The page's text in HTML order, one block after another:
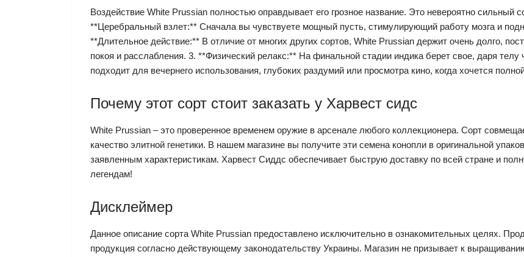
Воздействие White Prussian полностью оправдывает его грозное название. Это невероятно
**Церебральный взлет:** Сначала вы чувствуете мощный пусть, стимулирующий работу мозга и
**Длительное действие:** В отличие от многих других сортов, White Prussian держит очень долго,
покоя и расслабления. 3. **Физический релакс:** На финальной стадии индика берет свое, даря
подходит для вечернего использования, глубоких раздумий или просмотра кино, когда хочется
Почему этот сорт стоит заказать у Харвест сидс
White Prussian – это проверенное временем оружие в арсенале любого коллекционера. Сорт
качество элитной генетики. В нашем магазине вы получите эти семена конопли в оригинальной
заявленным характеристикам. Харвест Сиддс обеспечивает быструю доставку по всей стране и
легендам!
Дисклеймер
Данное описание сорта White Prussian предоставлено исключительно в ознакомительных целях.
продукция согласно действующему законодательству Украины. Магазин не призывает к